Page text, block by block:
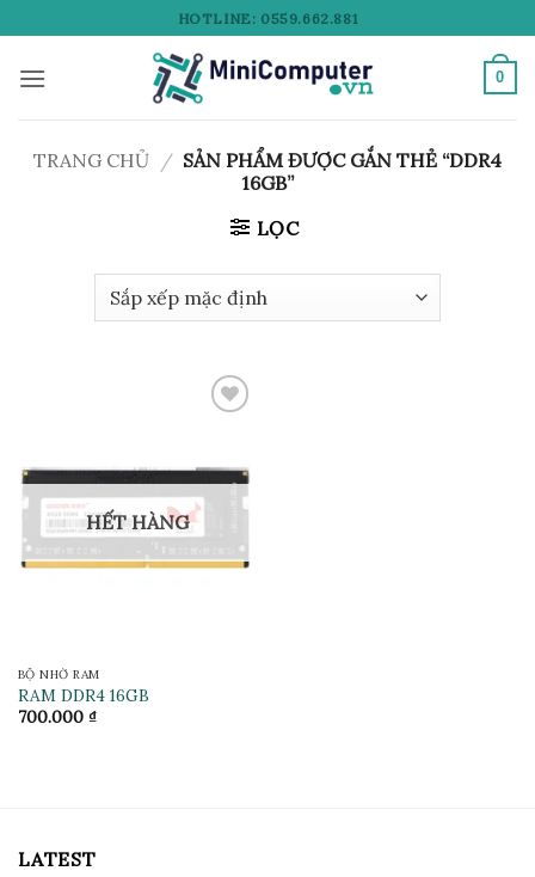
qua
nội
HOTLINE: 0559.662.881
0
TRANG CHỦ / SẢN PHẨM ĐƯỢC GẮN THẺ “DDR4
16GB”
LỌC
HẾT HÀNG
BỘ NHỚ RAM
RAM DDR4 16GB
700.000 ₫
LATEST